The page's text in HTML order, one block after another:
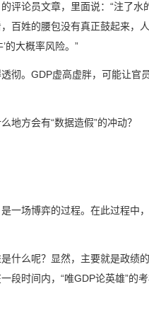
的评论员文章，里面说：“注了
百姓的腰包没有真正鼓起来，
的大概率风险。”
。GDP虚高虚胖，可能让官员
方会有“数据造假”的冲动？
场博弈的过程。在此过程中，
么呢？显然，主要就是政绩的
段时间内，“唯GDP论英雄”的